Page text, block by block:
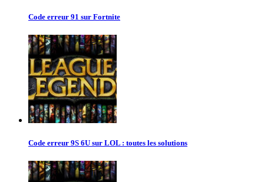
Code erreur 91 sur Fortnite
Code erreur 9S 6U sur LOL : toutes les solutions